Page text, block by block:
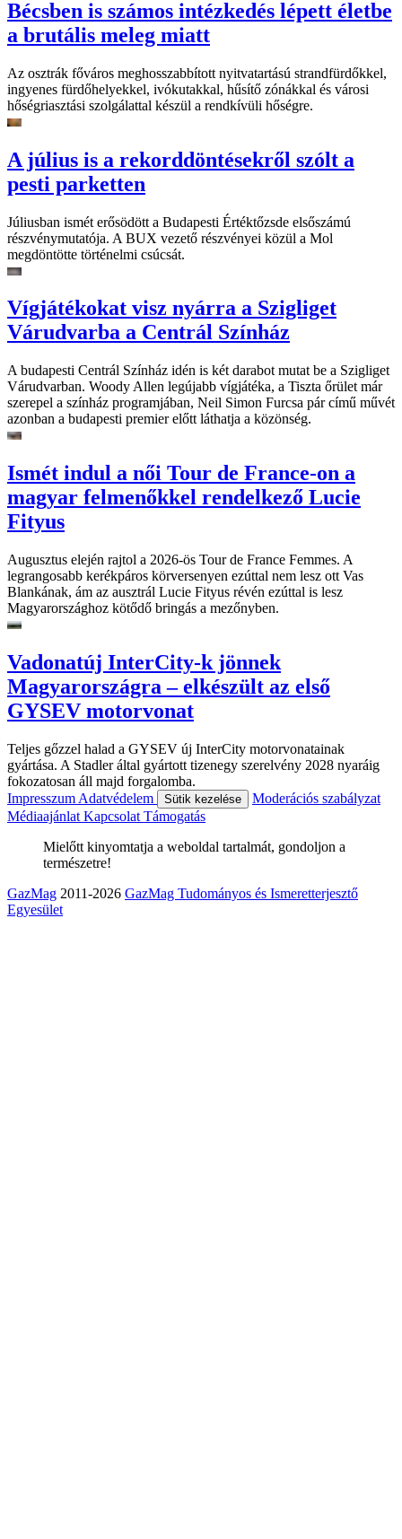
Bécsben is számos intézkedés lépett életbe
a brutális meleg miatt
Az osztrák főváros meghosszabbított nyitvatartású strandfürdőkkel,
ingyenes fürdőhelyekkel, ivókutakkal, hűsítő zónákkal és városi
hőségriasztási szolgálattal készül a rendkívüli hőségre.
A július is a rekorddöntésekről szólt a
pesti parketten
Júliusban ismét erősödött a Budapesti Értéktőzsde elsőszámú
részvénymutatója. A BUX vezető részvényei közül a Mol
megdöntötte történelmi csúcsát.
Vígjátékokat visz nyárra a Szigliget
Várudvarba a Centrál Színház
A budapesti Centrál Színház idén is két darabot mutat be a Szigliget
Várudvarban. Woody Allen legújabb vígjátéka, a Tiszta őrület már
szerepel a színház programjában, Neil Simon Furcsa pár című művét
azonban a budapesti premier előtt láthatja a közönség.
Ismét indul a női Tour de France-on a
magyar felmenőkkel rendelkező Lucie
Fityus
Augusztus elején rajtol a 2026-ös Tour de France Femmes. A
legrangosabb kerékpáros körversenyen ezúttal nem lesz ott Vas
Blankának, ám az ausztrál Lucie Fityus révén ezúttal is lesz
Magyarországhoz kötődő bringás a mezőnyben.
Vadonatúj InterCity-k jönnek
Magyarországra – elkészült az első
GYSEV motorvonat
Teljes gőzzel halad a GYSEV új InterCity motorvonatainak
gyártása. A Stadler által gyártott tizenegy szerelvény 2028 nyaráig
fokozatosan áll majd forgalomba.
Impresszum Adatvédelem Sütik kezelése
Moderációs szabályzat
Médiaajánlat Kapcsolat Támogatás
Mielőtt kinyomtatja a weboldal tartalmát, gondoljon a
természetre!
GazMag 2011-2026 GazMag Tudományos és Ismeretterjesztő
Egyesület